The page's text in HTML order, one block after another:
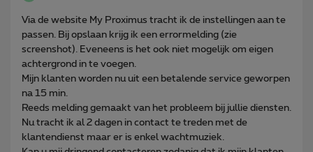
Via de website My Proximus tracht ik de instellingen aan te
passen. Bij opslaan krijg ik een errormelding (zie
screenshot). Eveneens is het ook niet mogelijk om eigen
achtergrond in te voegen.
Mijn klanten worden nu uit een betalende service geworpen
na 15 min.
Reeds melding gemaakt van het probleem bij jullie diensten.
Nu tracht ik al 2 dagen in contact te treden met de
klantendienst maar er is enkel wachtmuziek.